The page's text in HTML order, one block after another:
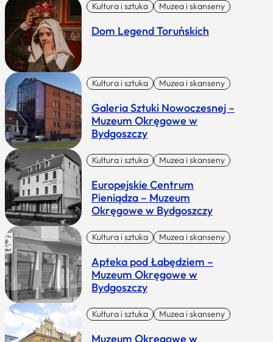
Kultura i sztuka Muzea i skanseny
Dom Legend Toruńskich
Kultura i sztuka Muzea i skanseny
Galeria Sztuki Nowoczesnej –
Muzeum Okręgowe w
Bydgoszczy
Kultura i sztuka Muzea i skanseny
Europejskie Centrum
Pieniądza – Muzeum
Okręgowe w Bydgoszczy
Kultura i sztuka Muzea i skanseny
Apteka pod Łabędziem –
Muzeum Okręgowe w
Bydgoszczy
Kultura i sztuka Muzea i skanseny
Muzeum Okręgowe w